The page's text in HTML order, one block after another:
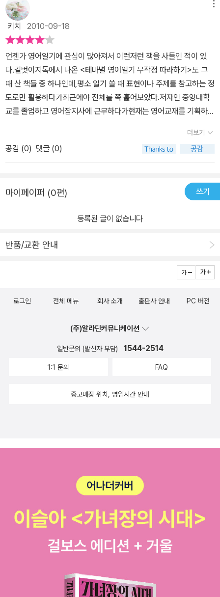
입장에서 표현이 많이 되어 있는 것 같아 좀 더 여성스럽다.)의 내면
으로 들어가 솔직하고 때로는 발칙하게 거침없이 표현하는 당당함이
보인다. 우리가 항상 접하고 있으면서도 무시하고 그냥 넘어갔던 모
든 상황들이 생활과 절묘하게 조화를 이뤄 영어일기 속에 숨어 있었
다. 무작정 따라하기는 부담감 없음은 역시 그냥 먼저 '베껴쓰기'이다.
모든 창조적 작업은 이런 모방을 통하여 나올 수 있음을 알기에 비록
불완전하더라도 나만의 베껴쓰기에 만족을 한다. 각 title 마지막에는
베껴쓰는 것도 수준을 높여주기 위해 '좋은 표현'을 참조하면 좀 더 나
것이다. 이미 일기 사전을 가지고 있는 나로서도 이런 패턴에 능숙해
지기 위해서는 반복적으로 익히는 것이 무척이나 중요하다. 패턴에다
다른 단어를 넣는 것은 좀 더 쉽기에 많은 연습이 될 듯 하다. 오래된
기넘치고 더 솔직해지길 이 책을 통하여 기대한다. 언제가는 나는 이
화 등은 영어로 acorn, silver coin인 줄 알았는데 그냥 모두 cyber
서도 역시 나는 콩글리쉬에 강하다. 자꾸 하다보면 실력이 늘 것이고
놓았기 때문이다.이제 딸래미와 함께 조금씩 영어 일기를 써 봅니다.
우리에게 영어 일기의 순서는 없습니다. 테마를 보면서, 그 상황에 맞
는 영어를 바꾸어 가면서 쓰는데 이것도 참 재미있는것 같아요.. 이것
을 하면서 어린이 영어 일기 쓰기를 하나 만들면 좋을 것 같다는 생각
이 드네요...
키치 2010-09-18
언젠가 영어일기에 관심이 많아져서 이런저런 책을 사들인 적이 있
다.길벗이지톡에서 나온 <테마별 영어일기 무작정 따라하기>도 그
때 산 책들 중 하나인데,평소 일기 쓸 때 표현이나 주제를 참고하는 정
도로만 활용하다가최근에야 전체를 쭉 훑어보았다.저자인 중앙대학
교를 졸업하고 영어잡지사에 근무하다가현재는 영어교재를 기획하는
하는 토픽이 많아서 선택했던 것으로 기억한다.(패션, 음악 등)그리고
아기자기하면서도 깔끔한 책 디자인도마음에 꼭 든다.이 책은 트렌
드, 영화와 드라마, 여행과 레저스포츠, 책과 음악, 공연과 콘서트, 패
다.각 테마는 일기 예문과 해석, 그리고 주요 영어일기 패턴을 응용하
않고, 적절하다고 생각한다.일기 주제도 우리가 일상 속에서 쉽게 접
법한 것들이어서 좋았다.예문을 읽으면서 왠지 친구미니홈피 일기장
예문으로 나온 일기 중에서 중요한 문장 셋을 골라각각 두 번씩 응용
않았고,앞으로 영어일기를 쓸 때나 글을 쓸 때 많은 도움이 될 것 같
더보기
공감 (0) 댓글 (0)
마이페이퍼 (0편) 쓰기
등록된 글이 없습니다
반품/교환 안내
로그인 전체 메뉴 회사 소개 출판사 안내 PC 버전
(주)알라딘커뮤니케이션
일반문의 (발신자 부담) 1544-2514
1:1 문의 FAQ
중고매장 위치, 영업시간 안내